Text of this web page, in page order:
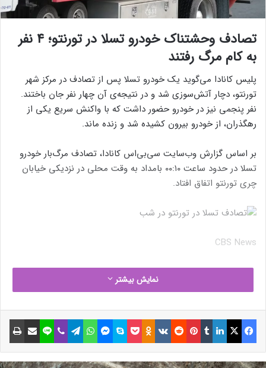
تصادف وحشتناک خودرو تسلا در تورنتو؛ ۴ نفر
به کام مرگ رفتند
پلیس کانادا می‌گوید یک خودرو تسلا پس از تصادف در مرکز شهر
تورنتو، دچار آتش‌سوزی شد و در نتیجه‌ی آن چهار نفر جان باختند.
نفر پنجمی نیز در خودرو حضور داشت که با واکنش سریع یکی از
رهگذران، از خودرو بیرون کشیده شد و زنده ماند.
بر اساس گزارش وب‌سایت سی‌بی‌اس کانادا، تصادف مرگ‌بار خودرو
تسلا در حدود ساعت ۰۰:۱۰ بامداد به وقت محلی در نزدیکی خیابان
چری تورنتو اتفاق افتاد.
CBS News
پردازنده پرچم‌دار و پرقدرت 285HX
اینتل با ۲۴ هسته رؤیت شد
12 دی 1403
نمایش بیشتر
فیسبوک ایکس لینکداین تامبلر پینتریست Reddit
VKontakte
Odnoklassniki پاکت اسکایپ مسنجر واتس آپ تلگرام وایبر لاین اشتراک گذاری با ایمیل